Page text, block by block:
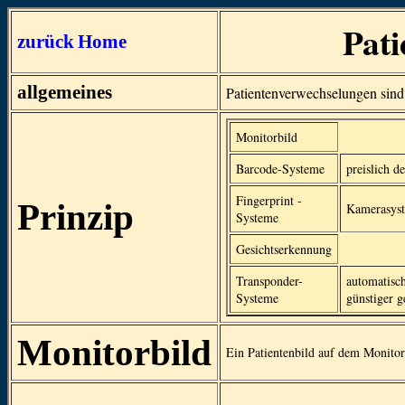
zurückHome
allgemeines Patientenverwechselungen
Prinzip
Monitorbild
Barcode-Systeme
preislich
Fingerprint -
Systeme
Gesichtserkennung
Transponder-
Systeme
günstiger
Monitorbild Ein Patientenbild auf dem